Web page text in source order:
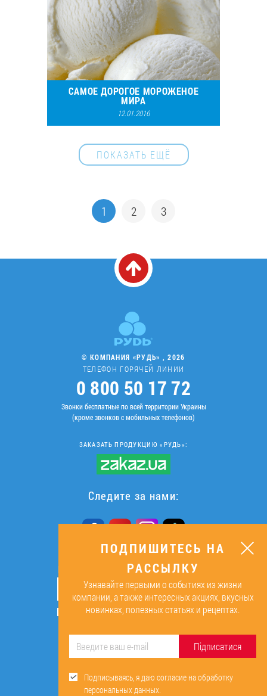
САМОЕ ДОРОГОЕ МОРОЖЕНОЕ
МИРА
12.01.2016
ПОКАЗАТЬ ЕЩЁ
1 2 3
© КОМПАНИЯ «РУДЬ» , 2026
ТЕЛЕФОН ГОРЯЧЕЙ ЛИНИИ
0 800 50 17 72
Звонки бесплатные по всей территории Украины
(кроме звонков с мобильных телефонов)
ЗАКАЗАТЬ ПРОДУКЦИЮ «РУДЬ»:
Следите за нами:
ПОДПИШИТЕСЬ НА РАССЫЛКУ
ОК
Подписываясь, я даю согласие на
ПОДПИШИТЕСЬ НА
РАССЫЛКУ
Узнавайте первыми о событиях из жизни
компании, а также интересных акциях, вкусных
новинках, полезных статьях и рецептах.
Підписатися
Подписываясь, я даю согласие на обработку
персональных данных.